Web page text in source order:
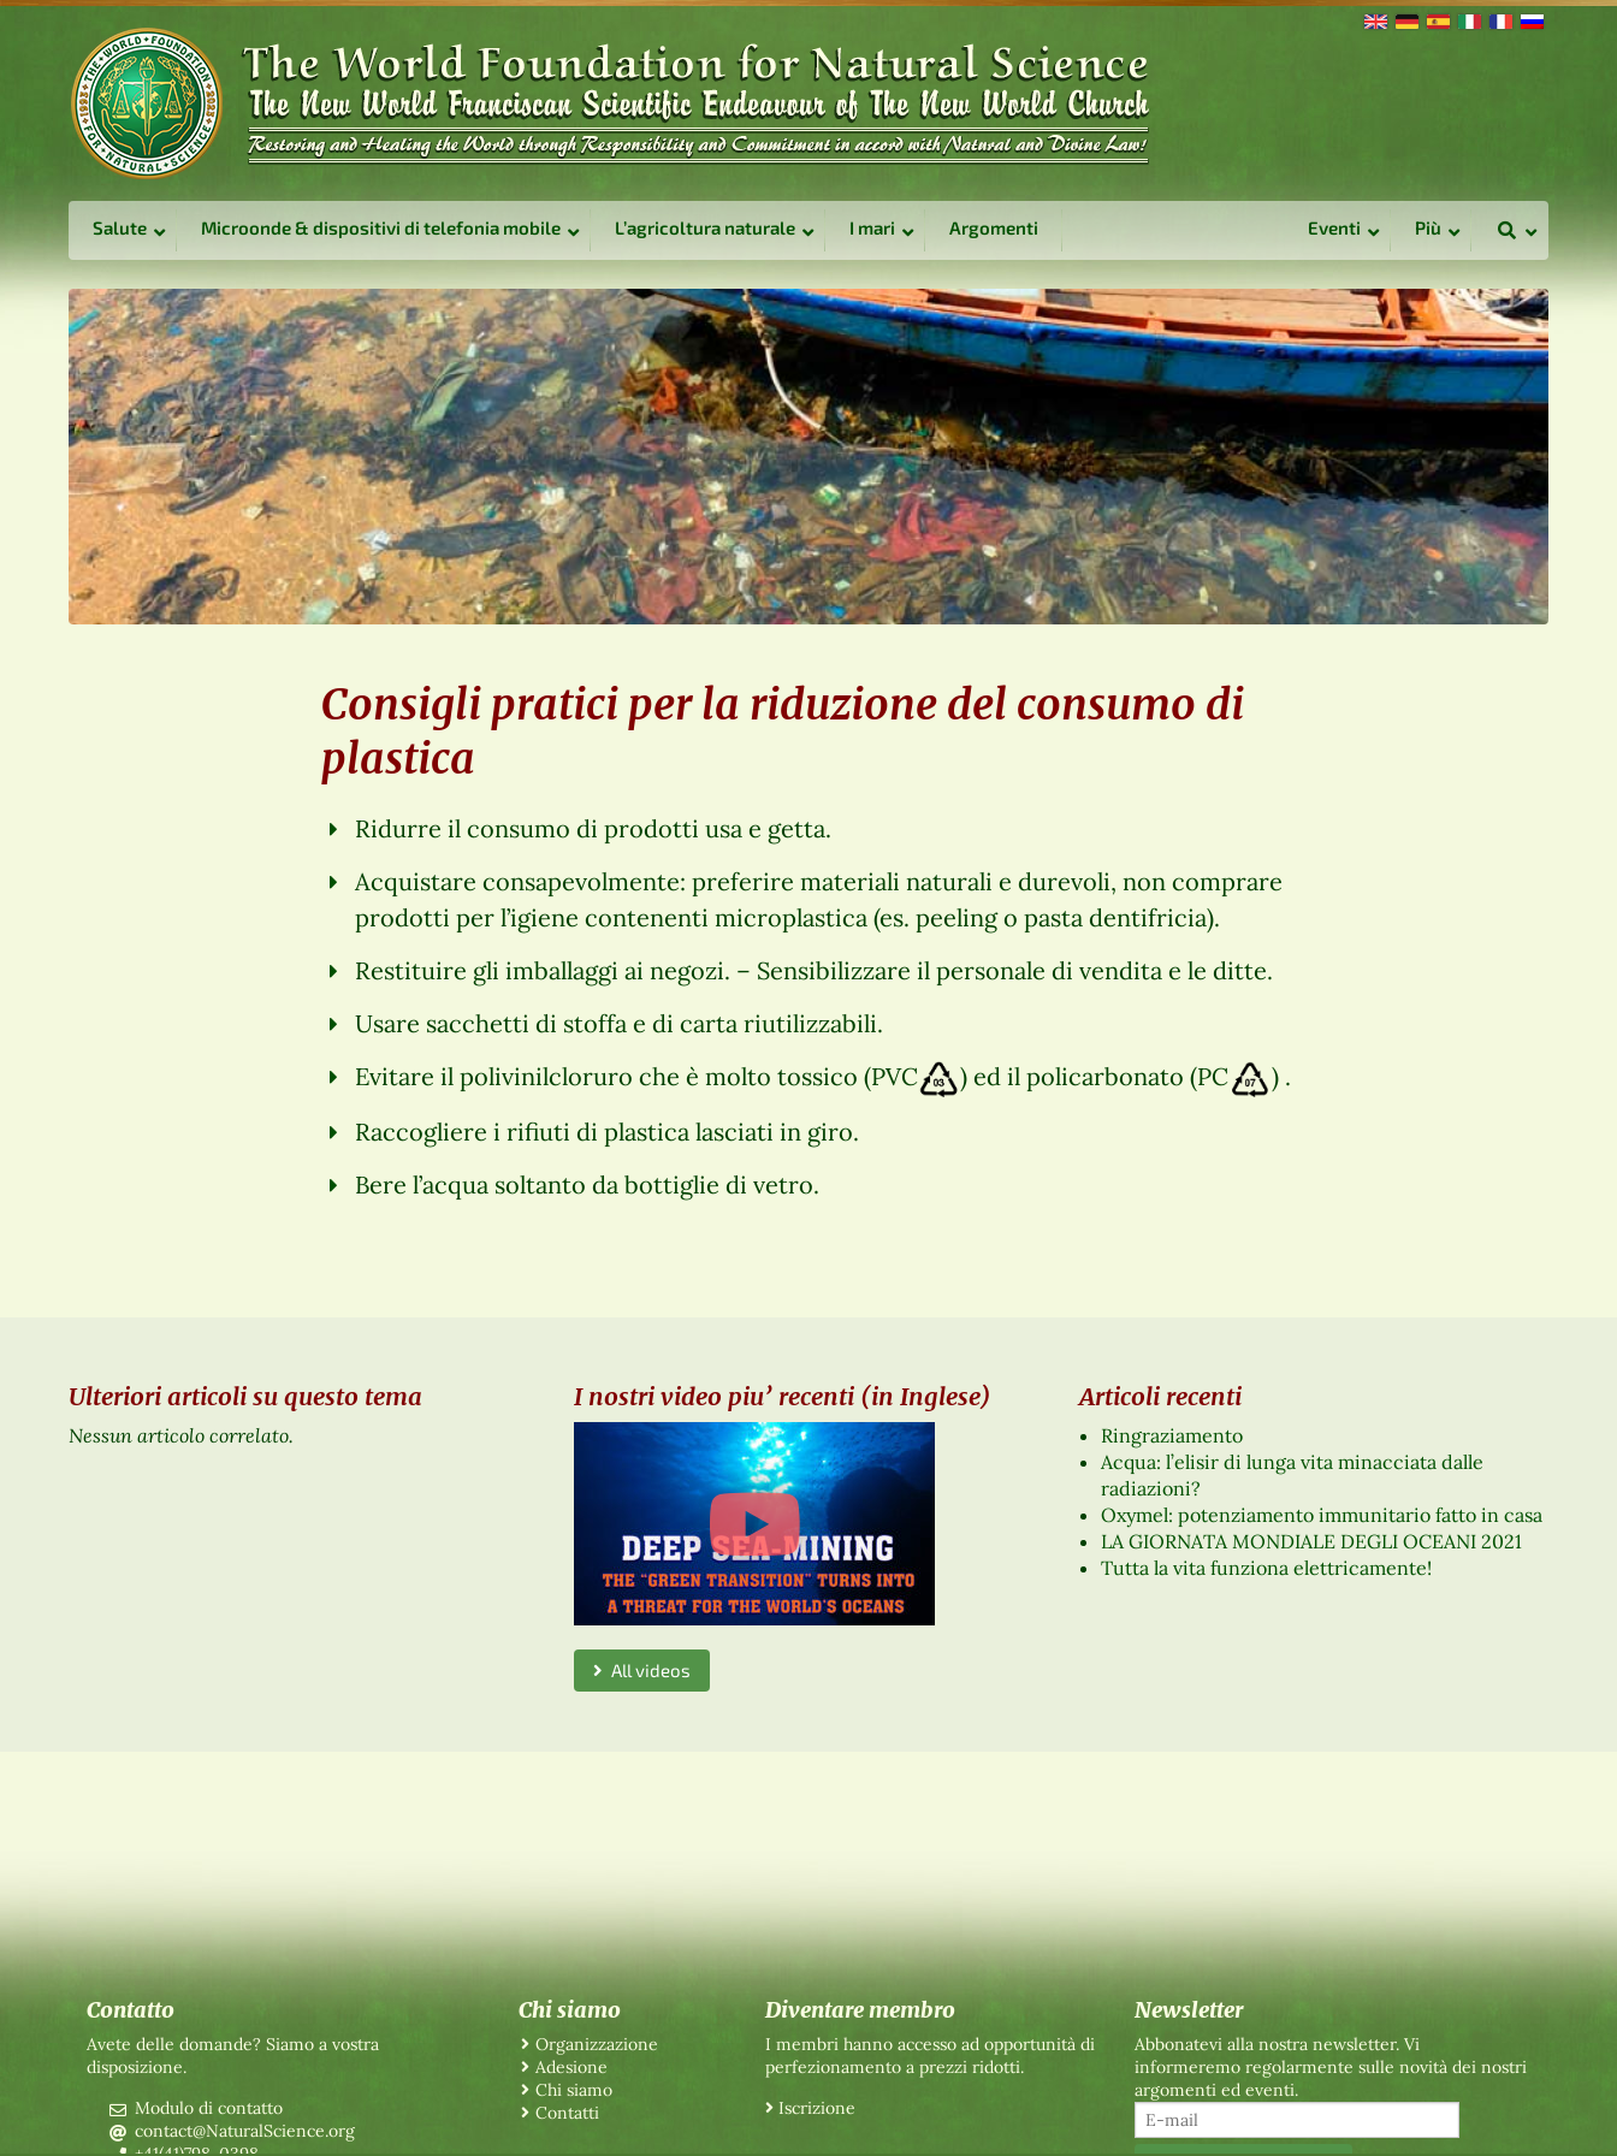
Salute Microonde & dispositivi di telefonia mobile L’agricoltura naturale I mari Argomenti Eventi Più
Consigli pratici per la riduzione del consumo di
plastica
Ridurre il consumo di prodotti usa e getta.
Acquistare consapevolmente: preferire materiali naturali e durevoli, non comprare
prodotti per l’igiene contenenti microplastica (es. peeling o pasta dentifricia).
Restituire gli imballaggi ai negozi. – Sensibilizzare il personale di vendita e le ditte.
Usare sacchetti di stoffa e di carta riutilizzabili.
Evitare il polivinilcloruro che è molto tossico (PVC
) ed il policarbonato (PC
) .
Raccogliere i rifiuti di plastica lasciati in giro.
Bere l’acqua soltanto da bottiglie di vetro.
Ulteriori articoli su questo tema
Nessun articolo correlato.
I nostri video piu’ recenti (in Inglese)
All videos
Articoli recenti
Ringraziamento
Acqua: l’elisir di lunga vita minacciata dalle
radiazioni?
Oxymel: potenziamento immunitario fatto in casa
LA GIORNATA MONDIALE DEGLI OCEANI 2021
Tutta la vita funziona elettricamente!
Contatto
Avete delle domande? Siamo a vostra
disposizione.
Modulo di contatto
contact@NaturalScience.org
Chi siamo
Organizzazione
Adesione
Chi siamo
Contatti
Diventare membro
I membri hanno accesso ad opportunità di
perfezionamento a prezzi ridotti.
Iscrizione
Newsletter
Abbonatevi alla nostra newsletter. Vi
informeremo regolarmente sulle novità dei nostri
argomenti ed eventi.